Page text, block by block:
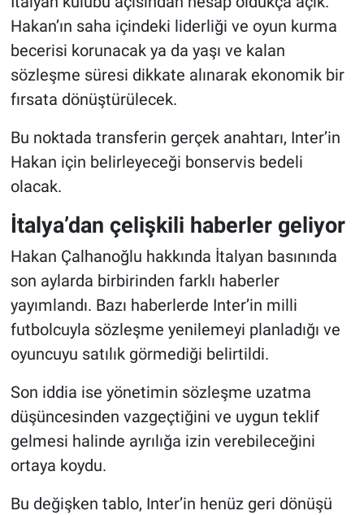
Hakan’ın saha içindeki liderliği ve oyun kurma
becerisi korunacak ya da yaşı ve kalan
sözleşme süresi dikkate alınarak ekonomik bir
fırsata dönüştürülecek.
Bu noktada transferin gerçek anahtarı, Inter’in
Hakan için belirleyeceği bonservis bedeli
olacak.
İtalya’dan çelişkili haberler geliyor
Hakan Çalhanoğlu hakkında İtalyan basınında
son aylarda birbirinden farklı haberler
yayımlandı. Bazı haberlerde Inter’in milli
futbolcuyla sözleşme yenilemeyi planladığı ve
oyuncuyu satılık görmediği belirtildi.
Son iddia ise yönetimin sözleşme uzatma
düşüncesinden vazgeçtiğini ve uygun teklif
gelmesi halinde ayrılığa izin verebileceğini
ortaya koydu.
Bu değişken tablo, Inter’in henüz geri dönüşü